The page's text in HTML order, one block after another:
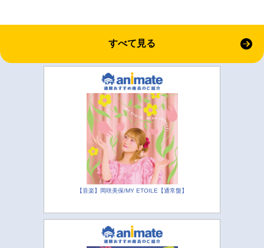
すべて見る
【音楽】岡咲美保/MY ETOILE【通常盤】